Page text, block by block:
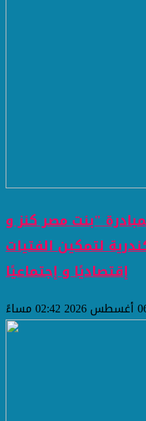
"بنت مصر كنز و
لتمكين الفتيات
إقتصاديًا و إجتماعيًا